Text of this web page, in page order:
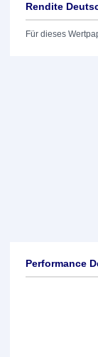
Rendite
Für dieses
Performance